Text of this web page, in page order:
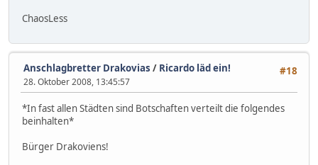
ChaosLess
#18
Anschlagbretter Drakovias / Ricardo läd ein!
28. Oktober 2008, 13:45:57
*In fast allen Städten sind Botschaften verteilt die folgendes
beinhalten*
Bürger Drakoviens!